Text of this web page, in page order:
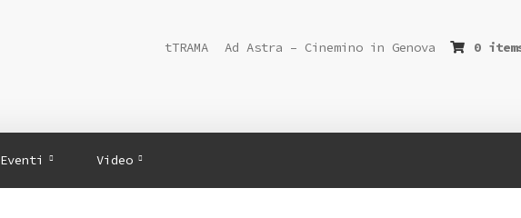
tTRAMA Ad Astra – Cinemino in Genova 0
Eventi Video